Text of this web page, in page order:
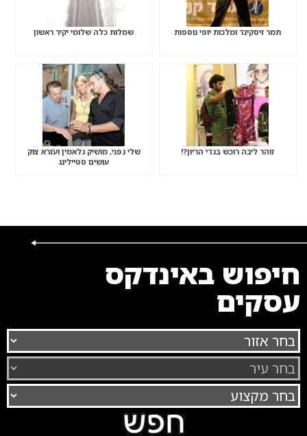
תמר זיסקינד ומלכות יופי נוספות שמלות כלה שלומי יקיר ראשון
זוהר ליבה רוכש בגדי הריון?!
שלי גפני, מושיק גלאמין ועזרא צוק
עושים סטיילינג
חיפוש באינדקס
עסקים